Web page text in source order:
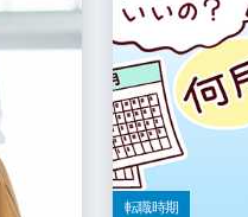
転職 時期